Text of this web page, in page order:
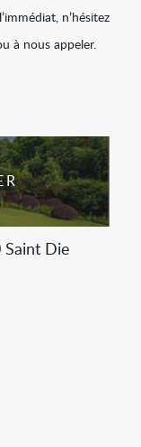
n’hésitez
à nous appeler.
Saint Die